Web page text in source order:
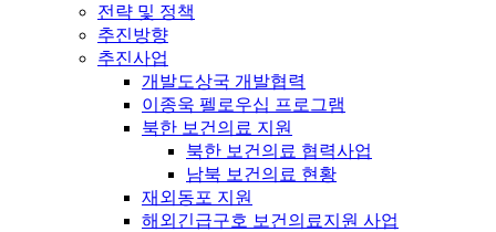
전략 및 정책
추진방향
추진사업
개발도상국 개발협력
이종욱 펠로우십 프로그램
북한 보건의료 지원
북한 보건의료 협력사업
남북 보건의료 현황
재외동포 지원
해외긴급구호 보건의료지원 사업